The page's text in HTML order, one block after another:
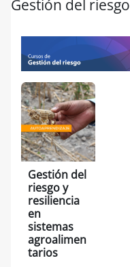
Gestión del riesgo
Gestión del
riesgo y
resiliencia
en
sistemas
agroalimen
tarios